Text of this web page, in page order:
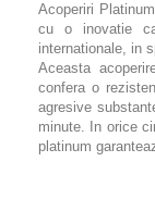
Acoperiri
cu o inovatie
internationale, in
Aceasta
confera o
agresive
minute. In orice
platinum